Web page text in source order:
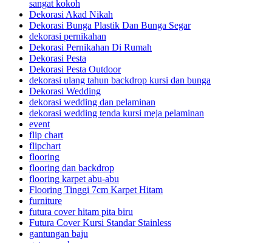
sangat kokoh
Dekorasi Akad Nikah
Dekorasi Bunga Plastik Dan Bunga Segar
dekorasi pernikahan
Dekorasi Pernikahan Di Rumah
Dekorasi Pesta
Dekorasi Pesta Outdoor
dekorasi ulang tahun backdrop kursi dan bunga
Dekorasi Wedding
dekorasi wedding dan pelaminan
dekorasi wedding tenda kursi meja pelaminan
event
flip chart
flipchart
flooring
flooring dan backdrop
flooring karpet abu-abu
Flooring Tinggi 7cm Karpet Hitam
furniture
futura cover hitam pita biru
Futura Cover Kursi Standar Stainless
gantungan baju